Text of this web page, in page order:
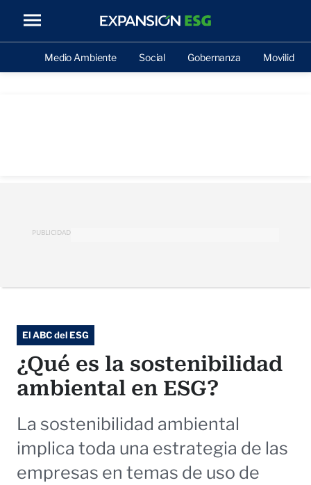
Medio Ambiente Social Gobernanza Movilidad
PUBLICIDAD
El ABC del ESG
¿Qué es la sostenibilidad
ambiental en ESG?
La sostenibilidad ambiental
implica toda una estrategia de las
empresas en temas de uso de